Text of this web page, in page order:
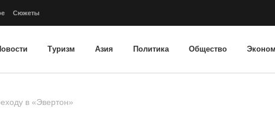
Сюжеты
Туризм Азия Политика Общество
в «Эвертон»